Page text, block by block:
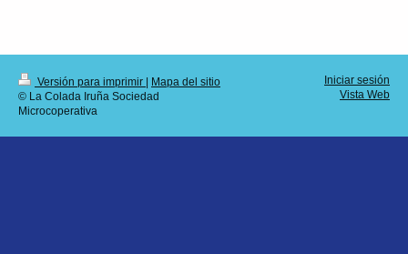
Versión para imprimir
Mapa del sitio
© La Colada Iruña Sociedad
Microcoperativa
Iniciar sesión
Vista Web